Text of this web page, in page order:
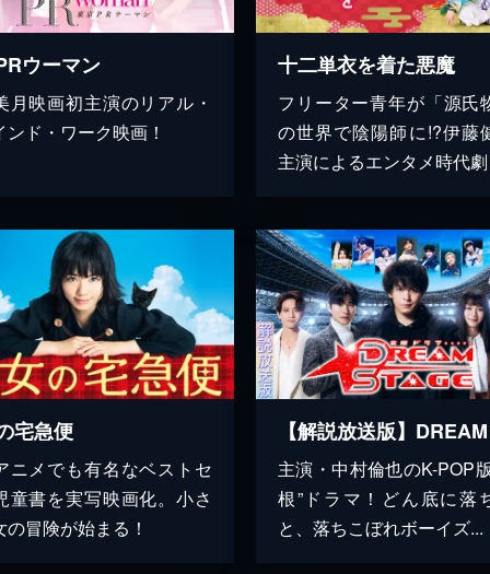
ウーマン
月映画初主演のリアル・
ンド・ワーク映画！
十二単衣を着た悪魔
フリーター青年が「源氏
の世界で陰陽師に!?伊藤
主演によるエンタメ時代劇
宅急便
ニメでも有名なベストセ
童書を実写映画化。小さ
の冒険が始まる！
主演・中村倫也のK-POP
根”ドラマ！どん底に落
と、落ちこぼれボーイズ...